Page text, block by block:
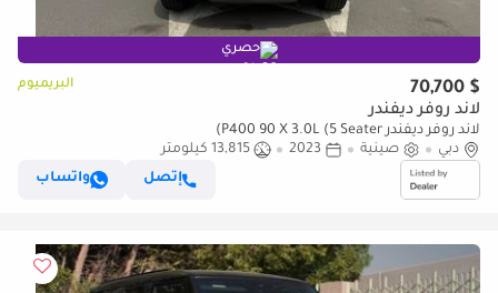
حصري
$ 70,700 البريميوم
لاند روفر ديفندر
لاند روفر ديفندر P400 90 X 3.0L (5 Seater)
دبي
صينية 2023
13,815 كيلومتر
إتصل
واتساب